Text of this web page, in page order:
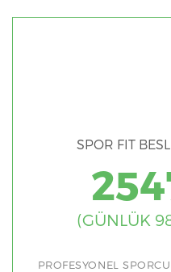
SPOR FIT
(GÜNLÜK
PROFESYONEL